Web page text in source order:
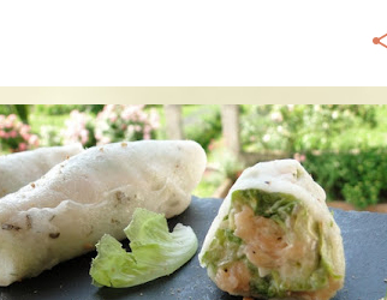
BOUCHE GALETTE DE RIZ NEM PARTN.
+
FUMÉ